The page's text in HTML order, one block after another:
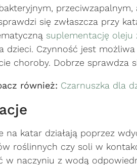
się zwłaszcza przy
suplementację oleju
dzieci. Czynność jest
choroby. Dobrze sprawdza
również: Czarnuszka dla
na katar działają poprzez
roślinnych czy soli w
w naczyniu z wodą